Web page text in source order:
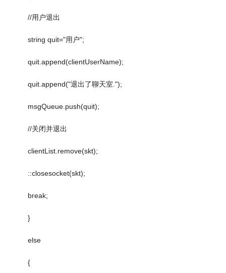
//用户退出
string quit="用户";
quit.append(clientUserName);
quit.append("退出了聊天室.");
msgQueue.push(quit);
//关闭并退出
clientList.remove(skt);
::closesocket(skt);
break;
}
else
{